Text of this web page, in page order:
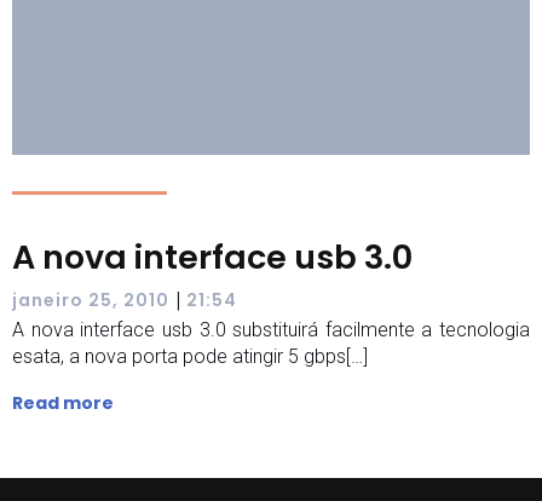
A nova interface usb 3.0
janeiro 25, 2010 | 21:54
A nova interface usb 3.0 substituirá facilmente a tecnologia
esata, a nova porta pode atingir 5 gbps[…]
Read more